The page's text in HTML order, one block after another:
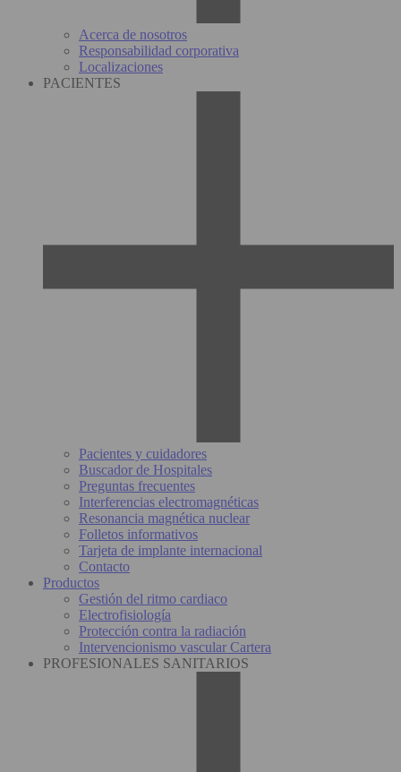
Acerca de nosotros
Responsabilidad corporativa
Localizaciones
PACIENTES
Pacientes y cuidadores
Buscador de Hospitales
Preguntas frecuentes
Interferencias electromagnéticas
Resonancia magnética nuclear
Folletos informativos
Tarjeta de implante internacional
Contacto
Productos
Gestión del ritmo cardiaco
Electrofisiología
Protección contra la radiación
Intervencionismo vascular Cartera
PROFESIONALES SANITARIOS